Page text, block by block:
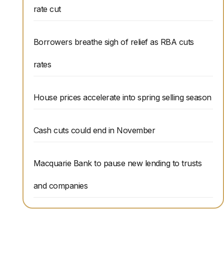
rate cut
Borrowers breathe sigh of relief as RBA cuts
rates
House prices accelerate into spring selling season
Cash cuts could end in November
Macquarie Bank to pause new lending to trusts
and companies